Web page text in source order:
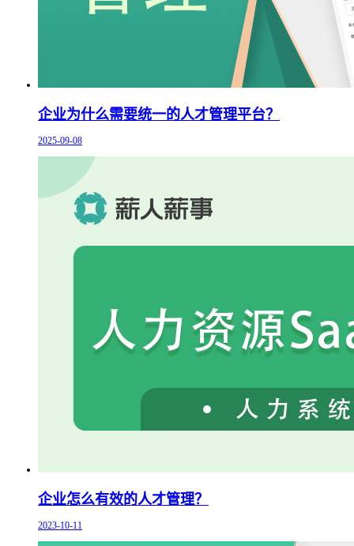
企业为什么需要统一的人才管理平台？
2025-09-08
企业怎么有效的人才管理？
2023-10-11